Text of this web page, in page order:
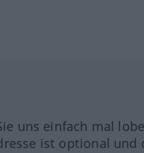
uns einfach mal
ist optional und